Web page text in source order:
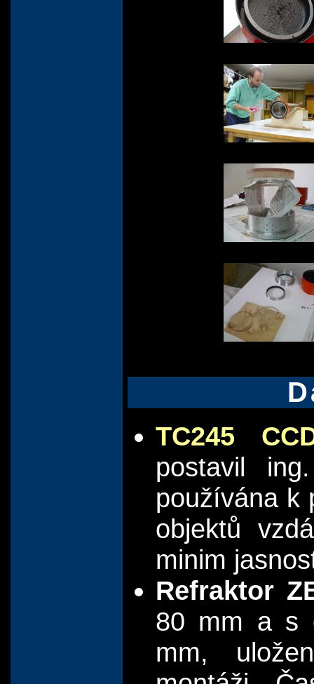
TC245
postavil
používána k
objektů
minim
Refraktor
80 mm a s
mm,